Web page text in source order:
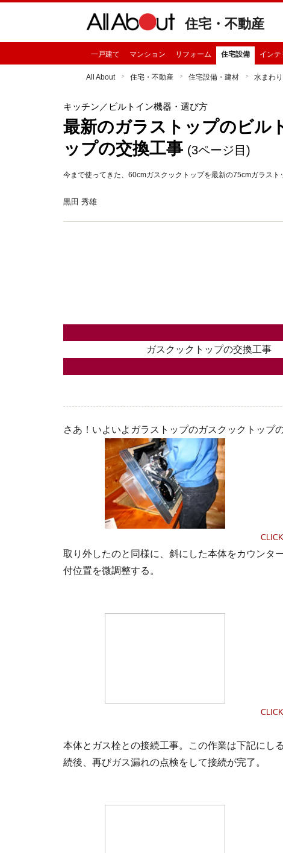
住宅・不動産
一戸建て マンション リフォーム 住宅設備 インテ
All About 住宅・不動産 住宅設備・建材 水まわ
キッチン ／ビルトイン機器・選び方
最新のガラストップのビ
ップの交換工事 (3ページ目)
今まで使ってきた、60cmガスクックトップを最新の75cmガラス
黒田 秀雄
ガスクックトップの交換工事
さあ！いよいよガラストップのガスクックトップ
取り外したのと同様に、斜にした本体をカウンタ
付位置を微調整する。
本体とガス栓との接続工事。この作業は下記にし
続後、再びガス漏れの点検をして接続が完了。